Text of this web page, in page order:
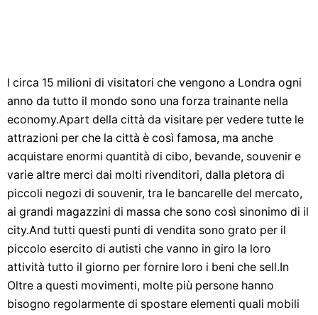
I circa 15 milioni di visitatori che vengono a Londra ogni
anno da tutto il mondo sono una forza trainante nella
economy.Apart della città da visitare per vedere tutte le
attrazioni per che la città è così famosa, ma anche
acquistare enormi quantità di cibo, bevande, souvenir e
varie altre merci dai molti rivenditori, dalla pletora di
piccoli negozi di souvenir, tra le bancarelle del mercato,
ai grandi magazzini di massa che sono così sinonimo di il
city.And tutti questi punti di vendita sono grato per il
piccolo esercito di autisti che vanno in giro la loro
attività tutto il giorno per fornire loro i beni che sell.In
Oltre a questi movimenti, molte più persone hanno
bisogno regolarmente di spostare elementi quali mobili